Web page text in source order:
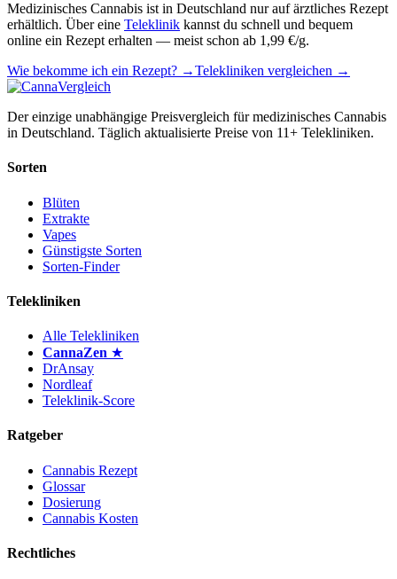
Medizinisches Cannabis ist in Deutschland nur auf ärztliches Rezept
erhältlich. Über eine Teleklinik kannst du schnell und bequem
online ein Rezept erhalten — meist schon ab 1,99 €/g.
Wie bekomme ich ein Rezept? →Telekliniken vergleichen →
Der einzige unabhängige Preisvergleich für medizinisches Cannabis
in Deutschland. Täglich aktualisierte Preise von 11+ Telekliniken.
Sorten
Blüten
Extrakte
Vapes
Günstigste Sorten
Sorten-Finder
Telekliniken
Alle Telekliniken
CannaZen ★
DrAnsay
Nordleaf
Teleklinik-Score
Ratgeber
Cannabis Rezept
Glossar
Dosierung
Cannabis Kosten
Rechtliches